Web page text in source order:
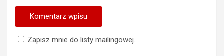
Zapisz mnie do listy mailingowej.